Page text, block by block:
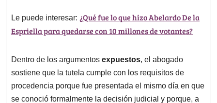
Le puede interesar: ¿Qué fue lo que hizo Abelardo De la
Espriella para quedarse con 10 millones de votantes?
Dentro de los argumentos expuestos, el abogado
sostiene que la tutela cumple con los requisitos de
procedencia porque fue presentada el mismo día en que
se conoció formalmente la decisión judicial y porque, a